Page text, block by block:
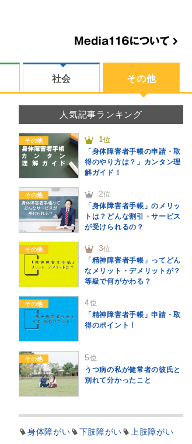
社会 その他
人気記事ランキング
その他 1位
「身体障害者手帳の申請・取
得のやり方は？」カンタン理
解ガイド！
その他 2位
「身体障害者手帳」のメリッ
トは？どんな割引・サービス
が受けられるの？
その他 3位
「精神障害者手帳」ってどん
なメリット・デメリットが？
等級で何がかわる？
その他 4位
「精神障害者手帳」申請・取
得のポイント！
その他 5位
うつ病の私が健常者の彼氏と
別れて分かったこと
身体障がい 下肢障がい
上肢障がい